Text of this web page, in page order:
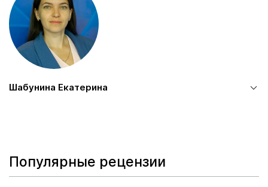
Шабунина Екатерина
Популярные рецензии